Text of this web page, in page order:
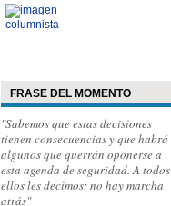
FRASE DEL MOMENTO
"Sabemos que estas decisiones
tienen consecuencias y que habrá
algunos que querrán oponerse a
esta agenda de seguridad. A todos
ellos les decimos: no hay marcha
atrás"